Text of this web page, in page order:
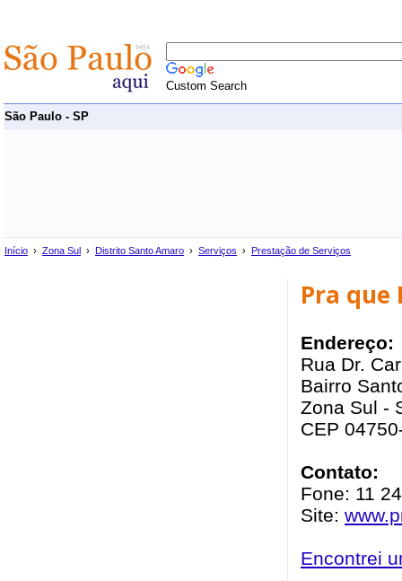
Custom Search
São Paulo - SP
Início › Zona Sul › Distrito Santo Amaro › Serviços › Prestação de Serviços
Pra
Endereço:
Rua Dr.
Bairro
Zona Sul -
CEP
Contato:
Fone: 11
Site:
Encontrei